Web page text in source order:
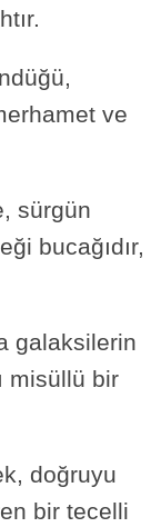
ve
sürgün
bucağıdır,
galaksilerin
misüllü bir
doğruyu
bir tecelli